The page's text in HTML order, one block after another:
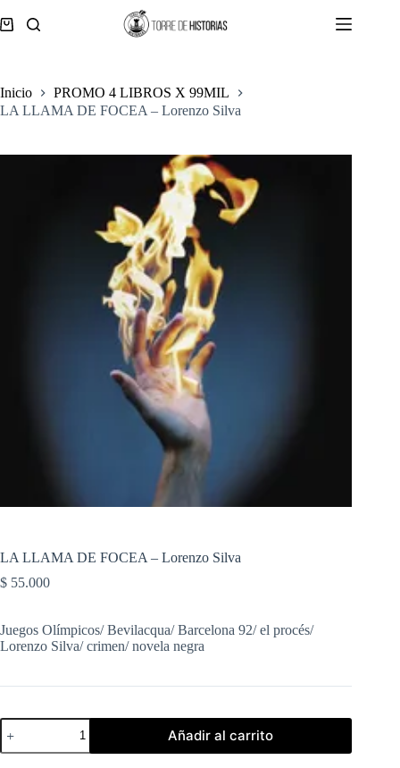
al
Carro
Inicio
PROMO 4 LIBROS X 99MIL
LA LLAMA DE FOCEA – Lorenzo Silva
LA LLAMA DE FOCEA – Lorenzo Silva
$ 55.000
Juegos Olímpicos/ Bevilacqua/ Barcelona 92/ el procés/
Lorenzo Silva/ crimen/ novela negra
LA
LLAMA
DE
Añadir al carrito